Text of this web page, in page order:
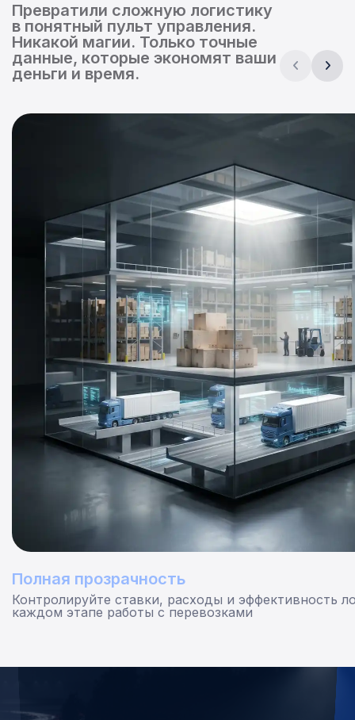
Превратили сложную логистику
в понятный пульт управления.
Никакой магии. Только точные
данные, которые экономят ваши
деньги и время.
Полная прозрачность
Контролируйте ставки, расходы и эффективность
каждом этапе работы с перевозками